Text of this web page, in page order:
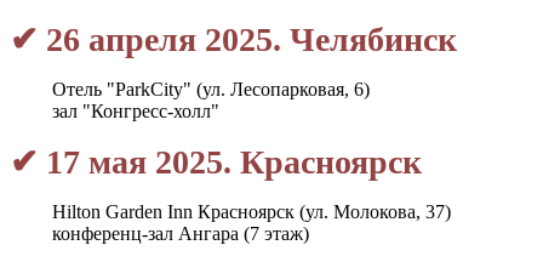
✔ 26 апреля 2025. Челябинск
Отель "ParkCity" (ул. Лесопарковая, 6)
зал "Конгресс-холл"
✔ 17 мая 2025. Красноярск
Hilton Garden Inn Красноярск (ул. Молокова, 37)
конференц-зал Ангара (7 этаж)